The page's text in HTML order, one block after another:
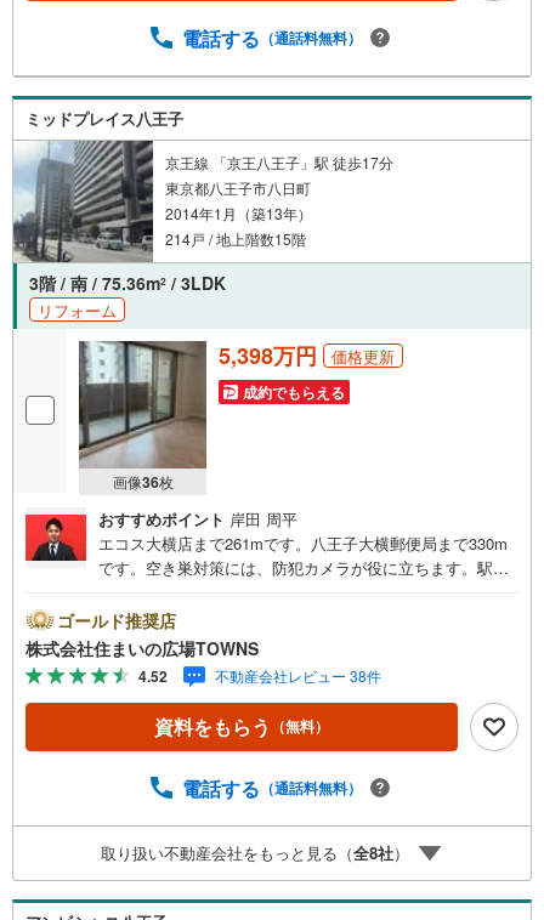
めにお電話下さい。「室内・現地を見学する」ボタンより
も承っております。○住宅ローンのご相談○ライフプランの
シミュレーション■住まいの広場TOWNSからお客様へ経験
豊富なスタッフが親身になってお客様に合った物件をご紹
介させて頂きます！ /他社様掲載物件も併せてご紹介可能で
すのでお気軽にお問い合わせ下さい♪駐車場もございます
ので、お車でのお越しも大
電話する （通話料無料）
ミッドプレイス八王子
京王線 「京王八王子」駅 徒歩17分
東京都八王子市八日町
2014年1月（築13年）
214戸 / 地上階数15階
3階 / 南 / 75.36m2 / 3LDK
リフォーム
画像36枚
5,398万円 価格更新
成約でもらえる
おすすめポイント 岸田 周平
エコス大横店まで261mです。八王子大横郵便局まで330m
です。空き巣対策には、防犯カメラが役に立ちます。駅か
いオートロックも備えています。システムキッチンは必要
な物が組み込まれているため、すぐ調理できます。外観タ
イル張りは、雨風の侵入を防ぎ骨組みを守ってくれます。
【年中無休/9:00～21:00】人気物件は特にお問い合わせが
集中するため、お早めにお電話下さい。「室内・現地を見
学する」ボタンよりご予約頂くとご見学がスムーズです。■
談○ライフプランのシミュレーション■住まいの広場TOWN
に合った物件をご紹介させて頂きます！ /他社様掲載物件も
併せてご紹介可能ですのでお気軽にお問い合わせ下さい♪
駐車場もございますので、お車でのお越しも大歓迎です！
ゴールド推奨店
株式会社住まいの広場TOWNS
4.52 不動産会社レビュー 38件
資料をもらう （無料）
電話する （通話料無料）
取り扱い不動産会社をもっと見る（全8社）